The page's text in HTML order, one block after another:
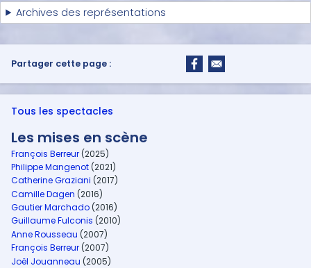
Archives des représentations
Partager cette page :
Tous les spectacles
Les mises en scène
François Berreur (2025)
Philippe Mangenot (2021)
Catherine Graziani (2017)
Camille Dagen (2016)
Gautier Marchado (2016)
Guillaume Fulconis (2010)
Anne Rousseau (2007)
François Berreur (2007)
Joël Jouanneau (2005)